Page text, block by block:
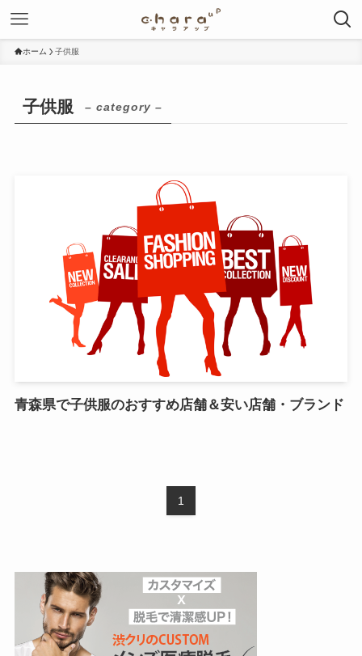
ホーム 子供服
子供服 – category –
青森県で子供服のおすすめ店舗＆安い店舗・ブランド
1